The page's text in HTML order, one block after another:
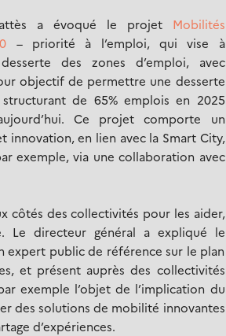
a évoqué le projet Mobilités
– priorité à l’emploi, qui vise à
des zones d’emploi, avec
objectif de permettre une desserte
de 65% emplois en 2025
Ce projet comporte un
innovation, en lien avec la Smart City,
exemple, via une collaboration avec
côtés des collectivités pour les aider,
Le directeur général a expliqué le
expert public de référence sur le plan
et présent auprès des collectivités
exemple l’objet de l’implication du
des solutions de mobilité innovantes
d’expériences.